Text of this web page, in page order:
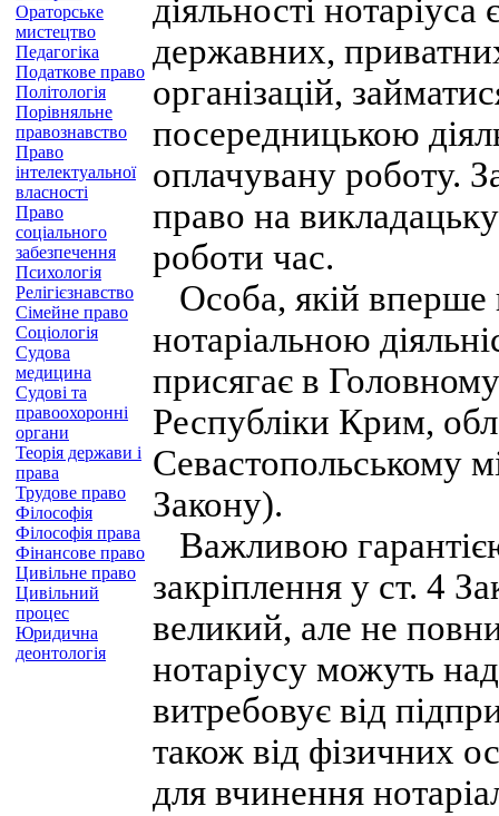
Ораторське
мистецтво
Педагогіка
Податкове право
Політологія
Порівняльне
правознавство
Право
інтелектуальної
власності
Право
соціального
забезпечення
Психологія
Релігієзнавство
Сімейне право
Соціологія
Судова
медицина
Судові та
правоохоронні
органи
Теорія держави і
права
Трудове право
Філософія
Філософія права
Фінансове право
Цивільне право
Цивільний
процес
Юридична
деонтологія
діяльності
державних,
організацій,
посередницькою
оплачувану роботу.
право на викладацьку
роботи час.
Особа, якій вперше
нотаріальною
присягає в
Республіки Крим,
Севастопольському
Закону).
Важливою
закріплення у ст. 4
великий, але не
нотаріусу можуть
витребовує від
також від фізичних
для вчинення